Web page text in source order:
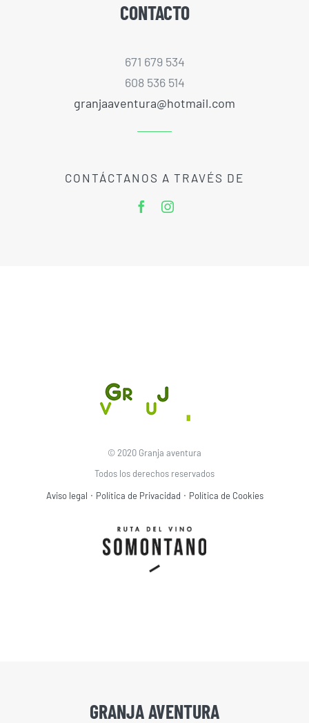
CONTACTO
671 679 534
608 536 514
granjaaventura@hotmail.com
CONTÁCTANOS A TRAVÉS DE
© 2020 Granja aventura
Todos los derechos reservados
Aviso legal · Política de Privacidad · Política de Cookies
GRANJA AVENTURA